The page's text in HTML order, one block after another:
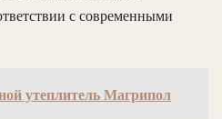
с современными
утеплитель Магрипол